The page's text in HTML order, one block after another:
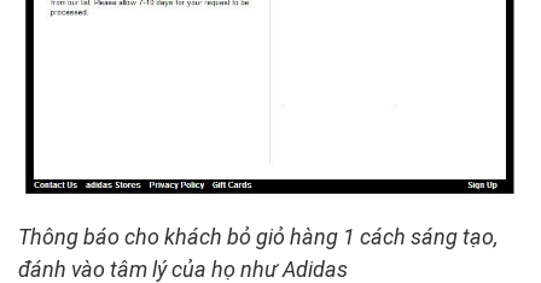
Thông báo cho khách bỏ giỏ hàng 1 cách sáng tạo,
đánh vào tâm lý của họ như Adidas